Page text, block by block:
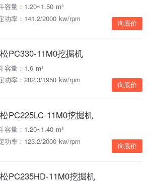
容量：1.20~1.50 m³
功率：141.2/2000 kw/rpm
询底价
PC330-11M0挖掘机
容量：1.6 m³
功率：202.3/1950 kw/rpm
询底价
PC225LC-11M0挖掘机
容量：1.20~1.40 m³
功率：123.2/2000 kw/rpm
询底价
PC235HD-11M0挖掘机